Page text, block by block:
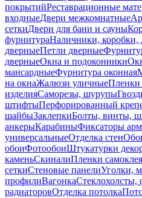
покрытийРеставрационные
входныеДвери межкомнатные
сеткиДвери для бани и сауны
фурнитураНаличники, коробки,
дверныеПетли дверные
дверныеОкна и подоконники
мансардныеФурнитура оконная
на окнаЖалюзи уличныеПленки
изделияСаморезы, шурупы
штифтыПерфорированный
шайбыЗаклепкиБолты, винты,
анкерыКарабиныФиксаторы
универсальныеОтделка стен
обоиФотообоиШтукатурки
каменьСкиналиПленки
сеткиСтеновые панелиУголки,
профилиВагонкаСтеклохолсты,
радиаторовОтделка потолка